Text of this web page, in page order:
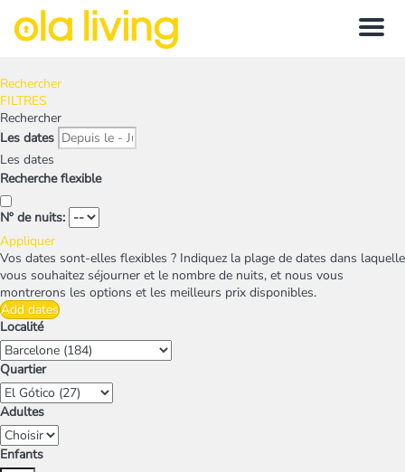
Menu
Rechercher
FILTRES
Rechercher
Les dates
Les dates
Recherche flexible
Nº de nuits:
Appliquer
Vos dates sont-elles flexibles ? Indiquez la plage de dates dans laquelle
vous souhaitez séjourner et le nombre de nuits, et nous vous
montrerons les options et les meilleurs prix disponibles.
Add dates
Localité
Quartier
Adultes
Enfants